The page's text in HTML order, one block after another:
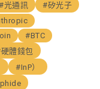
光通訊
#矽光子
#BTC
體錢包
#InP）